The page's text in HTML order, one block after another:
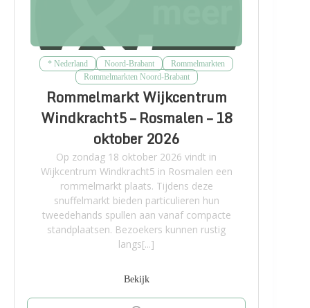
* Nederland Noord-Brabant
Rommelmarkten
Rommelmarkten Noord-Brabant
Rommelmarkt Wijkcentrum
Windkracht5 – Rosmalen – 18
oktober 2026
Op zondag 18 oktober 2026 vindt in
Wijkcentrum Windkracht5 in Rosmalen een
rommelmarkt plaats. Tijdens deze
snuffelmarkt bieden particulieren hun
tweedehands spullen aan vanaf compacte
standplaatsen. Bezoekers kunnen rustig
langs[...]
Bekijk